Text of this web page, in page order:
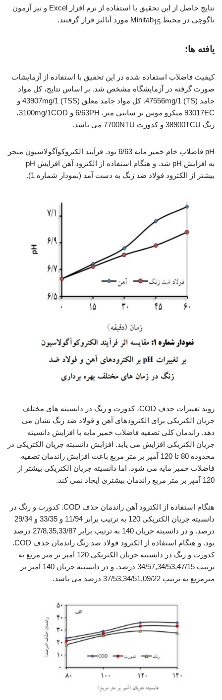
نتایج حاصل از این تحقیق با استفاده از نرم افزار Excel و نیز آزمون
تاگوچی در محیط Minitab 15 مورد آنالیز قرار گرفتند.
یافته ها:
کیفیت فاضلاب استفاده شده در این تحقیق با استفاده از آزمایشات
صورت گرفته در آزمایشگاه مشخص شد. بر اساس نتایج، کل مواد
جامد (TS) 47556mg/1. کل مواد جامد معلق (TSS) 43907mg/1 و
93017EC میکرو موس بر سانتی متر. 6/63PH و 3100mg/1COD،
رنگ 38900TCU و کدورت 7700NTU می باشد.
pH فاضلاب خام خمیر مایه 6/63 بود. فرآیند الکتروکوآگولاسیون منجر
به افزایش pH شد. و هنگام استفاده از الکترود آهن افزایش pH
بیشتر از الکترود فولاد ضد زنگ به دست آمد (نمودار شماره 1).
روند تغییرات حذف COD، کدورت و رنگ در دانسیته های مختلف
جریان الکتریکی برای الکترودهای آهن و فولاد ضد زنگ نشان می
دهد. راندمان کلی تصفیه فاضلاب خمیر مایه با افزایش دانسیته
جریان الکتریکی افزایش می یابد. افزایش دانسیته جریان الکتریکی در
محدوده 80 تا 120 آمپر بر متر مربع باعث افزایش راندمان تصفیه
فاضلاب خمیر مایه می شود. اما دانسیته جریان الکتریکی بیشتر از
120 آمپر بر متر مربع راندمان بیشتری ایجاد نمی کند.
هنگام استفاده از الکترود آهن راندمان حذف COD. کدورت و رنگ در
دانسیته جریان الکتریکی 120 به ترتیب برابر 11/94 و 33/35 و 29/34
درصد. و در دانسیته جریان 140 به ترتیب برابر 27/8,35,33/87 درصد
بود. و هنگام استفاده از الکترود فولاد ضد زنگ راندمان حذف COD.
کدورت و رنگ در دانسیته جریان الکتریکی 120 آمپر بر متر مربع به
ترتیب 34/57,34/53,47/15 درصد. و در دانسیته جریان 140 آمپر بر
مترمربع به ترتیب 37/53,34/51,09/22 درصد می باشد.